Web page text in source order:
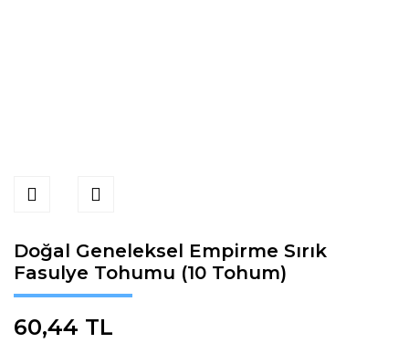
Doğal Geneleksel Empirme Sırık
Fasulye Tohumu (10 Tohum)
60,44 TL